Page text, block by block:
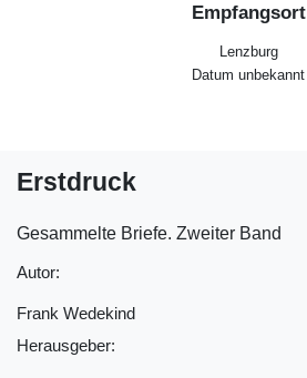
Empfangsort
Lenzburg
Datum unbekannt
Erstdruck
Gesammelte Briefe. Zweiter Band
Autor:
Frank Wedekind
Herausgeber: